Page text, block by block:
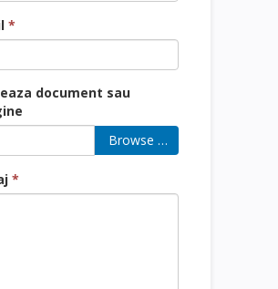
*
document sau
Browse …
*